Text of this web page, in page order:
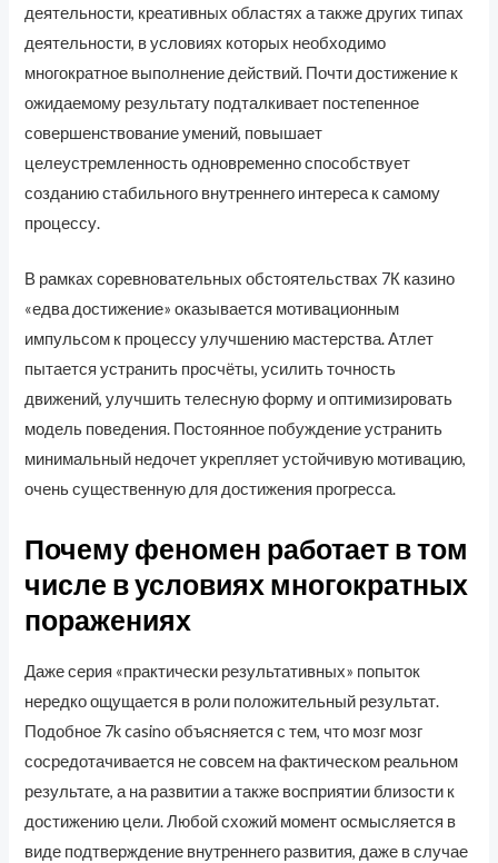
деятельности, креативных областях а также других типах
деятельности, в условиях которых необходимо
многократное выполнение действий. Почти достижение к
ожидаемому результату подталкивает постепенное
совершенствование умений, повышает
целеустремленность одновременно способствует
созданию стабильного внутреннего интереса к самому
процессу.
В рамках соревновательных обстоятельствах 7К казино
«едва достижение» оказывается мотивационным
импульсом к процессу улучшению мастерства. Атлет
пытается устранить просчёты, усилить точность
движений, улучшить телесную форму и оптимизировать
модель поведения. Постоянное побуждение устранить
минимальный недочет укрепляет устойчивую мотивацию,
очень существенную для достижения прогресса.
Почему феномен работает в том
числе в условиях многократных
поражениях
Даже серия «практически результативных» попыток
нередко ощущается в роли положительный результат.
Подобное 7k casino объясняется с тем, что мозг мозг
сосредотачивается не совсем на фактическом реальном
результате, а на развитии а также восприятии близости к
достижению цели. Любой схожий момент осмысляется в
виде подтверждение внутреннего развития, даже в случае